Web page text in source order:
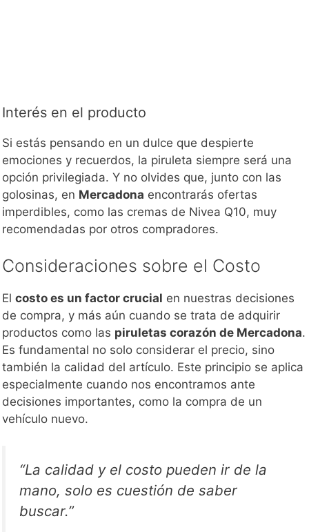
Interés en el producto
Si estás pensando en un dulce que despierte
emociones y recuerdos, la piruleta siempre será una
opción privilegiada. Y no olvides que, junto con las
golosinas, en Mercadona encontrarás ofertas
imperdibles, como las cremas de Nivea Q10, muy
recomendadas por otros compradores.
Consideraciones sobre el Costo
El costo es un factor crucial en nuestras decisiones
de compra, y más aún cuando se trata de adquirir
productos como las piruletas corazón de Mercadona.
Es fundamental no solo considerar el precio, sino
también la calidad del artículo. Este principio se aplica
especialmente cuando nos encontramos ante
decisiones importantes, como la compra de un
vehículo nuevo.
“La calidad y el costo pueden ir de la
mano, solo es cuestión de saber
buscar.”